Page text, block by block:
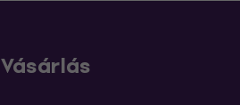
Vásárlás